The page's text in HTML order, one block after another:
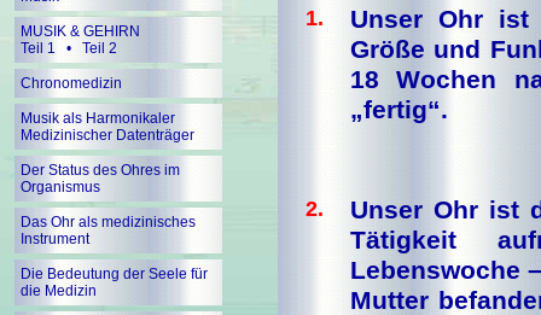
MUSIK & GEHIRN
Teil 1 • Teil 2
Chronomedizin
Musik als Harmonikaler
Medizinischer Datenträger
Der Status des Ohres im
Organismus
Das Ohr als medizinisches
Instrument
Die Bedeutung der Seele für
die Medizin
Unser Ohr
Größe und
18 Wochen
„fertig“.
1.
Unser Ohr ist
Tätigkeit
Lebenswoche
Mutter
2.